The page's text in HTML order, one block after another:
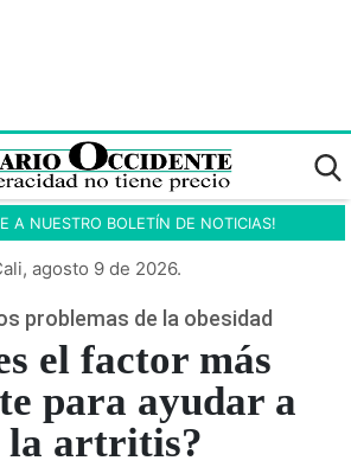
A NUESTRO BOLETÍN DE NOTICIAS!
agosto 9 de 2026.
problemas de la obesidad
el factor más
para ayudar a
la artritis?